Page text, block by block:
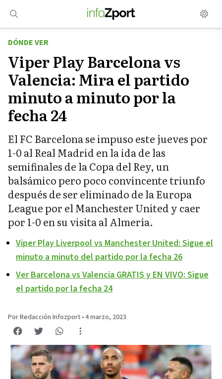
contenido
DÓNDE VER
Viper Play Barcelona vs
Valencia: Mira el partido
minuto a minuto por la
fecha 24
El FC Barcelona se impuso este jueves por
1-0 al Real Madrid en la ida de las
semifinales de la Copa del Rey, un
balsámico pero poco convincente triunfo
después de ser eliminado de la Europa
League por el Manchester United y caer
por 1-0 en su visita al Almería.
Viper Play Liverpool vs Manchester United: Sigue el
minuto a minuto del partido por la fecha 26
Ver Barcelona vs Valencia GRATIS y EN VIVO: Sigue
el partido por la fecha 24
Por Redacción Infozport •4 marzo, 2023